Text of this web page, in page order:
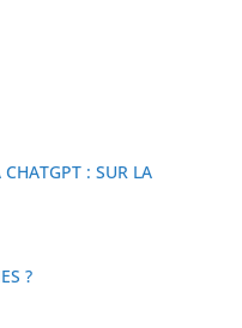
: SUR LA
?